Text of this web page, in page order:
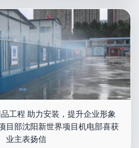
工程 助力安装，提升企业形象
部沈阳新世界项目机电部喜获
业主表扬信